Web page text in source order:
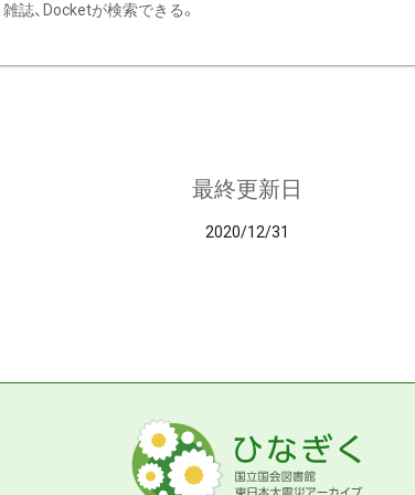
雑誌、Docketが検索できる。
最終更新日
2020/12/31